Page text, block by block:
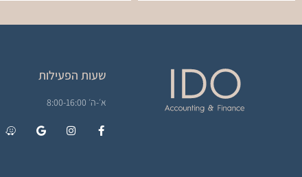
שעות הפעילות
א׳-ה׳ 8:00-16:00